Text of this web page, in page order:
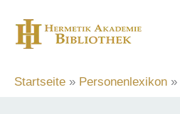
Inhalt
springen
Startseite Personenlexikon